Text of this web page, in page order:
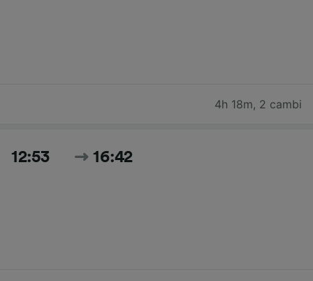
4h 18m, 2 cambi
12:53 16:42